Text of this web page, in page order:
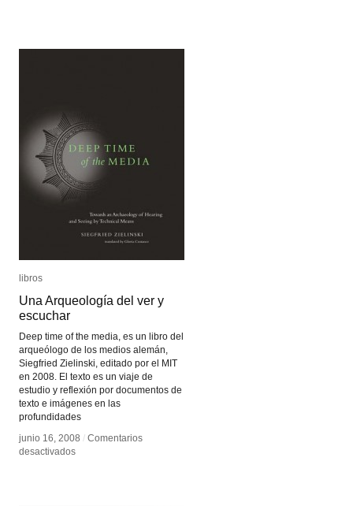
libros
Una Arqueología del ver y
escuchar
Deep time of the media, es un libro del
arqueólogo de los medios alemán,
Siegfried Zielinski, editado por el MIT
en 2008. El texto es un viaje de
estudio y reflexión por documentos de
texto e imágenes en las
profundidades
junio 16, 2008 / Comentarios
desactivadosen
libros
Una Arqueología del ver y
escuchar
junio 16, 2008 / Comentarios
desactivadosen